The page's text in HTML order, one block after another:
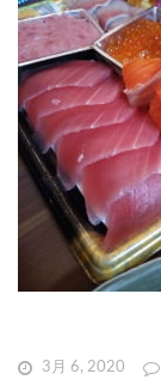
3月 6, 2020